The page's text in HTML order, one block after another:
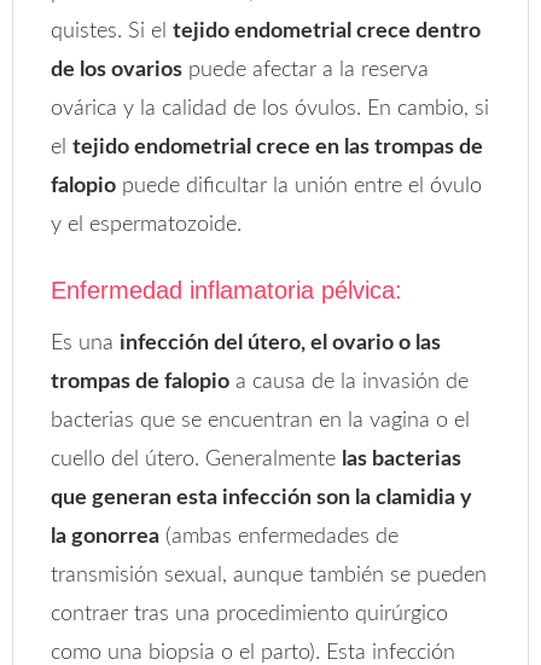
quistes. Si eltejido endometrial crece dentro
de los ovarios puede afectar a la reserva
ovárica y la calidad de los óvulos. En cambio, si
eltejido endometrial crece en las trompas de
falopio puede dificultar la unión entre el óvulo
y el espermatozoide.
Enfermedad inflamatoria pélvica:
Es una infección del útero, el ovario o las
trompas de falopio a causa de la invasión de
bacterias que se encuentran en la vagina o el
cuello del útero. Generalmente las bacterias
que generan esta infección son la clamidia y
la gonorrea (ambas enfermedades de
transmisión sexual, aunque también se pueden
contraer tras una procedimiento quirúrgico
como una biopsia o el parto). Esta infección